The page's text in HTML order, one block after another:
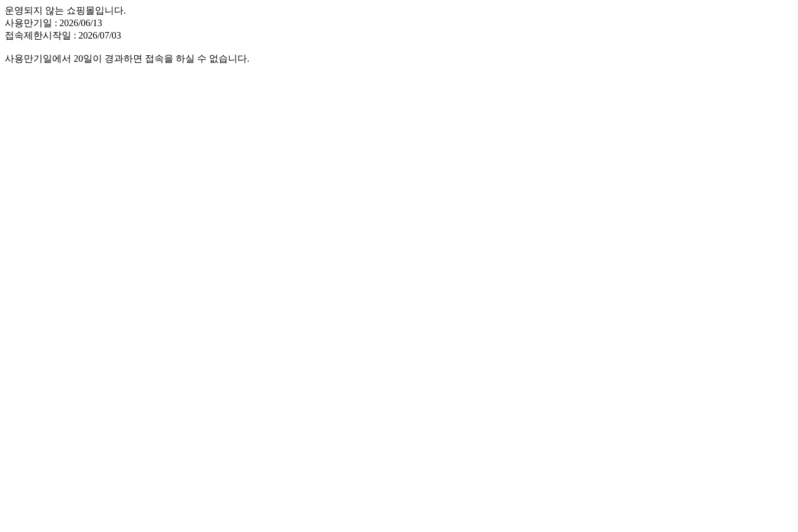
운영되지 않는 쇼핑몰입니다.
사용만기일 : 2026/06/13
접속제한시작일 : 2026/07/03
사용만기일에서 20일이 경과하면 접속을 하실 수 없습니다.